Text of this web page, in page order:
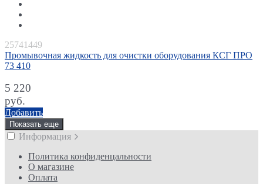
25741449
Промывочная жидкость для очистки оборудования КСГ ПРО
73 410
5 220
руб.
Добавить
Показать еще
Информация
Политика конфиденцальности
О магазине
Оплата